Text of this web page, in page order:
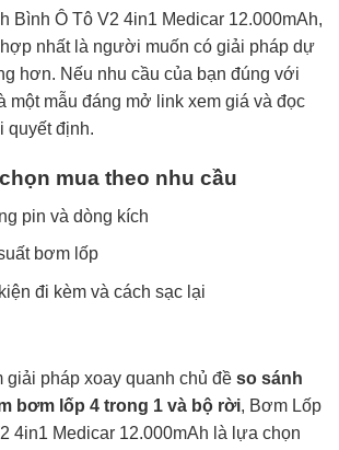
Bình Ô Tô V2 4in1 Medicar 12.000mAh,
nhất là người muốn có giải pháp dự
hơn. Nếu nhu cầu của bạn đúng với
một mẫu đáng mở link xem giá và đọc
quyết định.
mua theo nhu cầu
pin và dòng kích
bơm lốp
đi kèm và cách sạc lại
giải pháp xoay quanh chủ đề so sánh
bơm lốp 4 trong 1 và bộ rời, Bơm Lốp
4in1 Medicar 12.000mAh là lựa chọn